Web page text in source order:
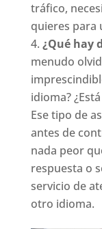
tráfico,
quieres para
¿Qué hay
menudo
idioma?
Ese tipo de
antes de
nada peor
respuesta o
servicio de
otro idioma.